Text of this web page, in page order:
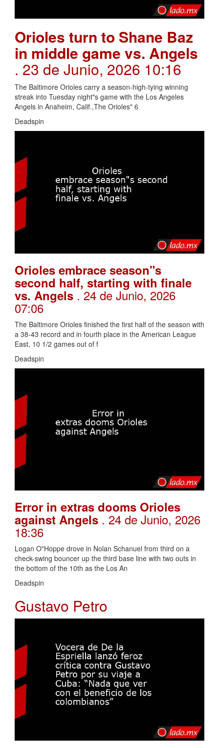
Orioles turn to Shane Baz
in middle game vs. Angels
. 23 de Junio, 2026 10:16
The Baltimore Orioles carry a season-high-tying winning
streak into Tuesday night"s game with the Los Angeles
Angels in Anaheim, Calif.,The Orioles" 6
Deadspin
Orioles embrace season"s
second half, starting with finale
vs. Angels . 24 de Junio, 2026
07:06
The Baltimore Orioles finished the first half of the season with
a 38-43 record and in fourth place in the American League
East, 10 1/2 games out of f
Deadspin
Error in extras dooms Orioles
against Angels . 24 de Junio, 2026
18:36
Logan O"Hoppe drove in Nolan Schanuel from third on a
check-swing bouncer up the third base line with two outs in
the bottom of the 10th as the Los An
Deadspin
Gustavo Petro